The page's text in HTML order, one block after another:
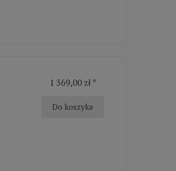
1 369,00 zł *
Do koszyka